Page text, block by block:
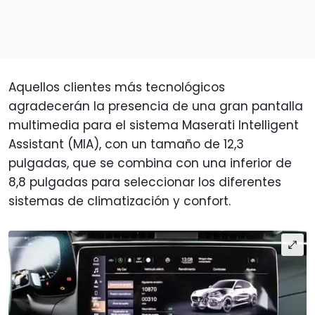
Aquellos clientes más tecnológicos
agradecerán la presencia de una gran pantalla
multimedia para el sistema Maserati Intelligent
Assistant (MIA), con un tamaño de 12,3
pulgadas, que se combina con una inferior de
8,8 pulgadas para seleccionar los diferentes
sistemas de climatización y confort.